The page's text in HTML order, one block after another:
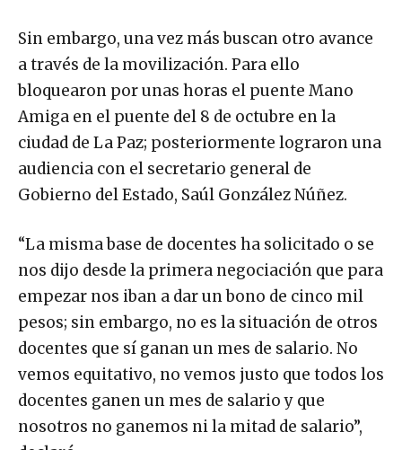
Sin embargo, una vez más buscan otro avance
a través de la movilización. Para ello
bloquearon por unas horas el puente Mano
Amiga en el puente del 8 de octubre en la
ciudad de La Paz; posteriormente lograron una
audiencia con el secretario general de
Gobierno del Estado, Saúl González Núñez.
“La misma base de docentes ha solicitado o se
nos dijo desde la primera negociación que para
empezar nos iban a dar un bono de cinco mil
pesos; sin embargo, no es la situación de otros
docentes que sí ganan un mes de salario. No
vemos equitativo, no vemos justo que todos los
docentes ganen un mes de salario y que
nosotros no ganemos ni la mitad de salario”,